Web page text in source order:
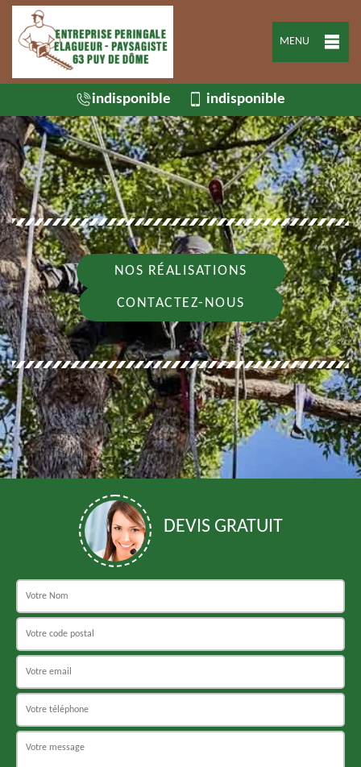
MENU
indisponible indisponible
NOS RÉALISATIONS
CONTACTEZ-NOUS
DEVIS GRATUIT